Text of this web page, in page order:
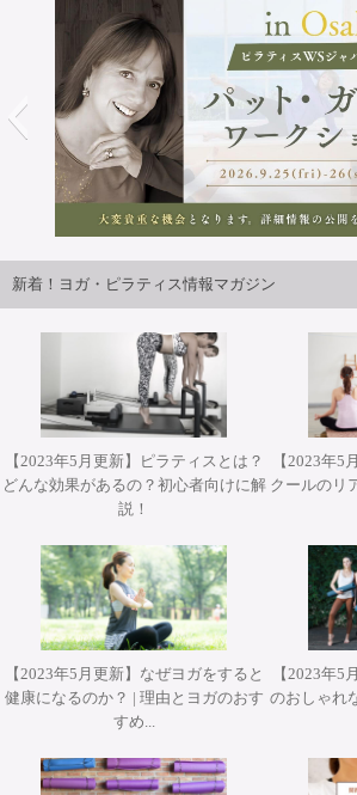
ジャパンツアーin大阪 開催
2026年9月25日・26日開講 パット・
WSジャパンツアーin大阪 ”Pat
Summer Lab【対面
2026年9月25日・26日開講 パット・
WSジャパンツアーin大阪 ”Pat
Summer Lab マットクラス【対面・オ
視聴あり）】
2026年10月12日(月・祝)開催 Misa先
プ『エクササイズを分解して理解する
カ－＆ティ－ザ－』【
2026年10月31日(土)開催 YT２００短
ヨガアドバンス養成コース担当講師
ワークショップ『シヴァナンダヨガ 3
2026年11月28日(土)&29(日)開催 柳
Workshop 2Days【対面
新着！ヨガ・ピラティス情報マガジン
【2023年5月更新】ピラティスとは？
どんな効果があるの？初心者向けに解
説！
【2023年5
クールのリ
【2023年5月更新】なぜヨガをすると
健康になるのか？ | 理由とヨガのおす
すめ...
【2023年5
のおしゃれ